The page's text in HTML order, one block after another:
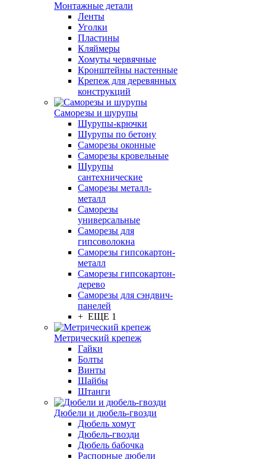
Монтажные детали
Ленты
Уголки
Пластины
Кляймеры
Хомуты червячные
Кронштейны настенные
Крепеж для деревянных
конструкций
Саморезы и шурупы
Шурупы-крючки
Шурупы по бетону
Саморезы оконные
Саморезы кровельные
Шурупы
сантехнические
Саморезы металл-
металл
Саморезы
универсальные
Саморезы для
гипсоволокна
Саморезы гипсокартон-
металл
Саморезы гипсокартон-
дерево
Саморезы для сэндвич-
панелей
+ ЕЩЕ 1
Метрический крепеж
Гайки
Болты
Винты
Шайбы
Штанги
Дюбели и дюбель-гвозди
Дюбель хомут
Дюбель-гвозди
Дюбель бабочка
Распорные дюбели